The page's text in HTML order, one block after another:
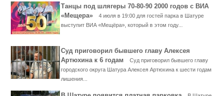
Танцы под шлягеры 70-80-90 2000 годов с ВИА
«Мещера»
4 июля в 19:00 для гостей парка в Шатуре
выступит ВИА «Мещёра», который в этом году...
Суд приговорил бывшего главу Алексея
Артюхина к 6 годам
Суд приговорил бывшего главу
городского округа Шатура Алексея Артюхина к шести годам
лишения...